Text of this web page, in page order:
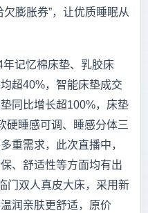
膨胀券”，让优质睡眠从
记忆棉床垫、乳胶床
超40%，智能床垫成交
同比增长超100%，床垫
硬睡感可调、睡感分体三
重需求，此次直播中，
、舒适性等方面均有出
门双人真皮大床，采用新
润亲肤更舒适，原价